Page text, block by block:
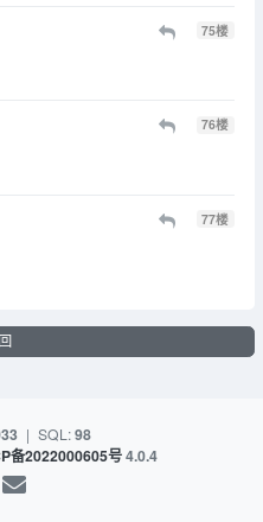
75楼
76楼
77楼
| SQL:98
备2022000605号4.0.4